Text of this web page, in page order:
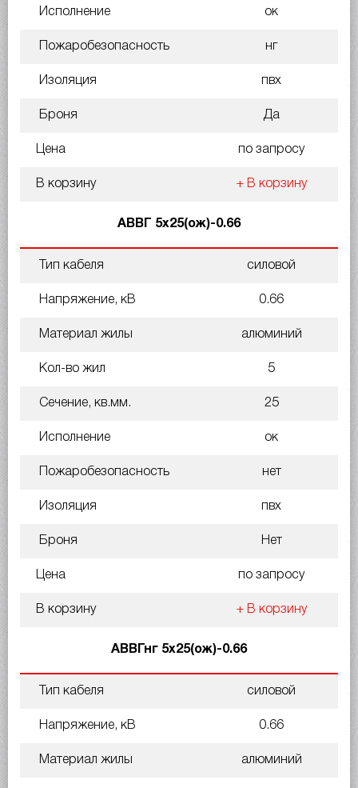
Исполнение ок
Пожаробезопасность нг
Изоляция пвх
Броня Да
Цена по запросу
В корзину + В корзину
АВВГ 5х25(ож)-0.66
Тип кабеля силовой
Напряжение, кВ 0.66
Материал жилы алюминий
Кол-во жил 5
Сечение, кв.мм. 25
Исполнение ок
Пожаробезопасность нет
Изоляция пвх
Броня Нет
Цена по запросу
В корзину + В корзину
АВВГнг 5х25(ож)-0.66
Тип кабеля силовой
Напряжение, кВ 0.66
Материал жилы алюминий